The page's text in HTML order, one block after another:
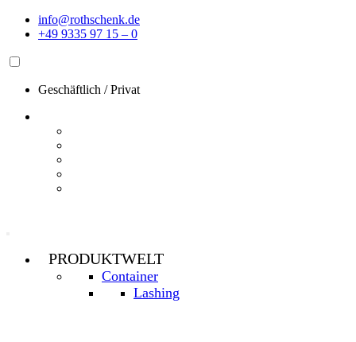
Zum
Inhalt
info@rothschenk.de
+49 9335 97 15 – 0
Geschäftlich /Privat
PRODUKTWELT
Container
Lashing